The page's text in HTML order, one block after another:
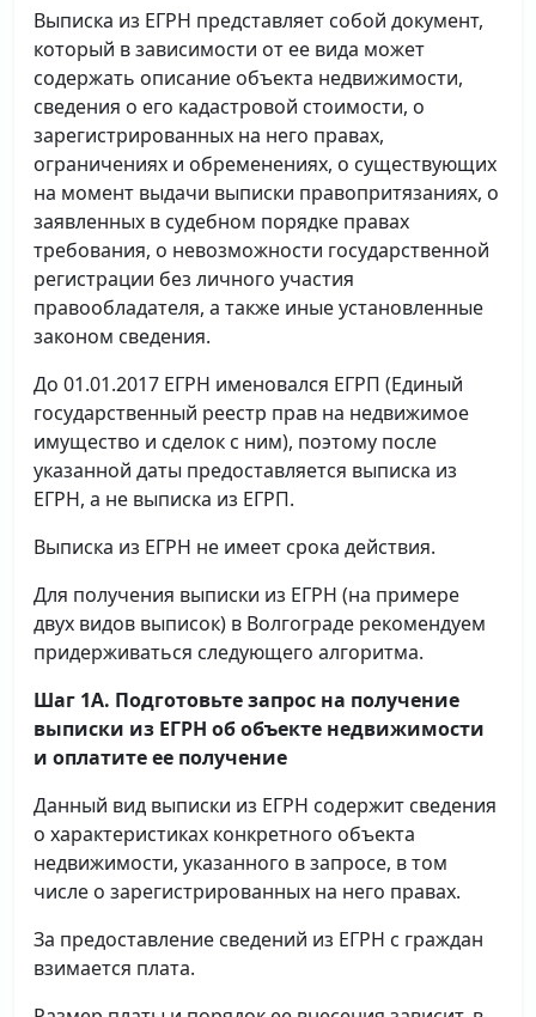
Выписка из ЕГРН представляет собой документ,
который в зависимости от ее вида может
содержать описание объекта недвижимости,
сведения о его кадастровой стоимости, о
зарегистрированных на него правах,
ограничениях и обременениях, о существующих
на момент выдачи выписки правопритязаниях, о
заявленных в судебном порядке правах
требования, о невозможности государственной
регистрации без личного участия
правообладателя, а также иные установленные
законом сведения.
До 01.01.2017 ЕГРН именовался ЕГРП (Единый
государственный реестр прав на недвижимое
имущество и сделок с ним), поэтому после
указанной даты предоставляется выписка из
ЕГРН, а не выписка из ЕГРП.
Выписка из ЕГРН не имеет срока действия.
Для получения выписки из ЕГРН (на примере
двух видов выписок) в Волгограде рекомендуем
придерживаться следующего алгоритма.
Шаг 1А. Подготовьте запрос на получение
выписки из ЕГРН об объекте недвижимости
и оплатите ее получение
Данный вид выписки из ЕГРН содержит сведения
о характеристиках конкретного объекта
недвижимости, указанного в запросе, в том
числе о зарегистрированных на него правах.
За предоставление сведений из ЕГРН с граждан
взимается плата.